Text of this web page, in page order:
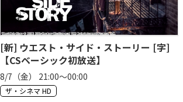
大脱出 【シリーズ一挙】
8/8（土） 19:00〜21:00
WOWOWプラス 映画・ドラマ・スポーツ・音楽